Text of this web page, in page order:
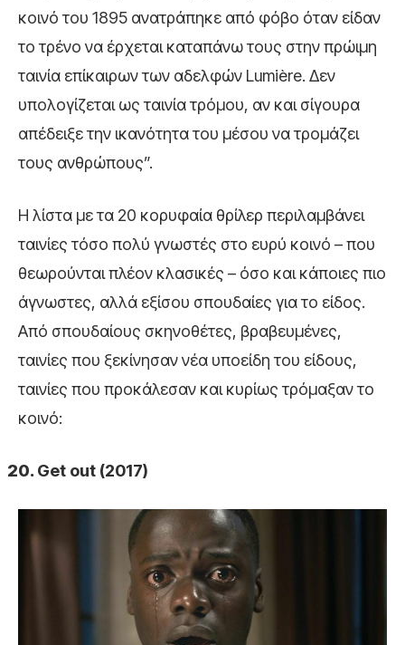
κοινό του 1895 ανατράπηκε από φόβο όταν είδαν
το τρένο να έρχεται καταπάνω τους στην πρώιμη
ταινία επίκαιρων των αδελφών Lumière. Δεν
υπολογίζεται ως ταινία τρόμου, αν και σίγουρα
απέδειξε την ικανότητα του μέσου να τρομάζει
τους ανθρώπους”.
Η λίστα με τα 20 κορυφαία θρίλερ περιλαμβάνει
ταινίες τόσο πολύ γνωστές στο ευρύ κοινό – που
θεωρούνται πλέον κλασικές – όσο και κάποιες πιο
άγνωστες, αλλά εξίσου σπουδαίες για το είδος.
Από σπουδαίους σκηνοθέτες, βραβευμένες,
ταινίες που ξεκίνησαν νέα υποείδη του είδους,
ταινίες που προκάλεσαν και κυρίως τρόμαξαν το
κοινό:
Get out (2017)